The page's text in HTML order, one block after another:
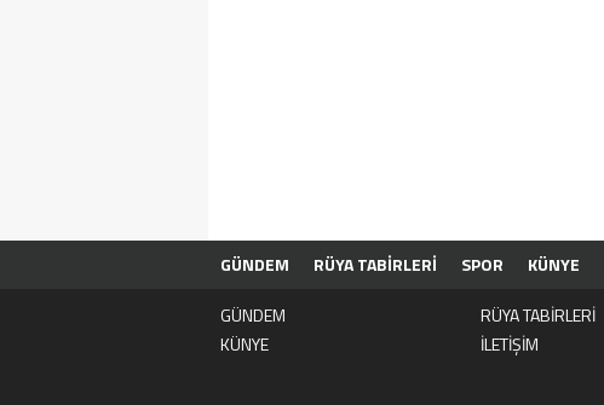
GÜNDEM RÜYA TABİRLERİ SPOR KÜNYE
GÜNDEM
RÜYA TABİRLERİ
KÜNYE
İLETİŞİM